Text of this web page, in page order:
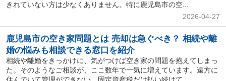
きれていない方は少なくありません。特に鹿児島市の空...
2026-04-27
鹿児島市の空き家問題とは 売却は急ぐべき？ 相続や離
婚の悩みも相談できる窓口を紹介
相続や離婚をきっかけに、気がつけば空き家の問題を抱えてしまっ
た。そのようなご相談が、ここ数年で一気に増えています。遠方に